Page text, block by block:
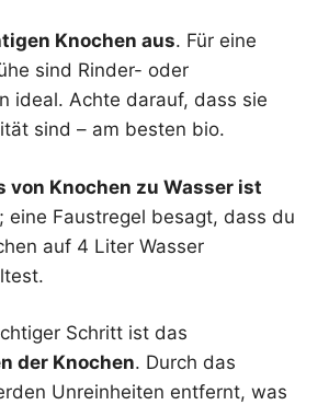
Knochen aus. Für eine
sind Rinder- oder
ideal. Achte darauf, dass sie
sind – am besten bio.
von Knochen zu Wasser ist
; eine Faustregel besagt, dass du
auf 4 Liter Wasser
Schritt ist das
der Knochen. Durch das
Unreinheiten entfernt, was